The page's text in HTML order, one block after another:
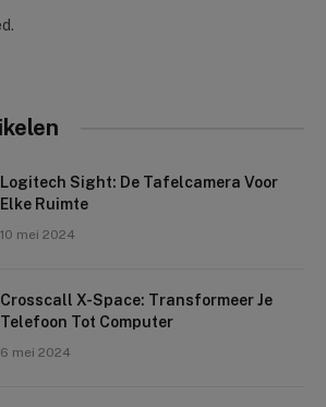
Logitech Sight: De Tafelcamera Voor
Elke Ruimte
10 mei 2024
Crosscall X-Space: Transformeer Je
Telefoon Tot Computer
6 mei 2024